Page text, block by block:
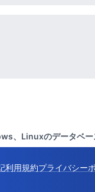
、Linuxのデータベ
利用規約プライバシー